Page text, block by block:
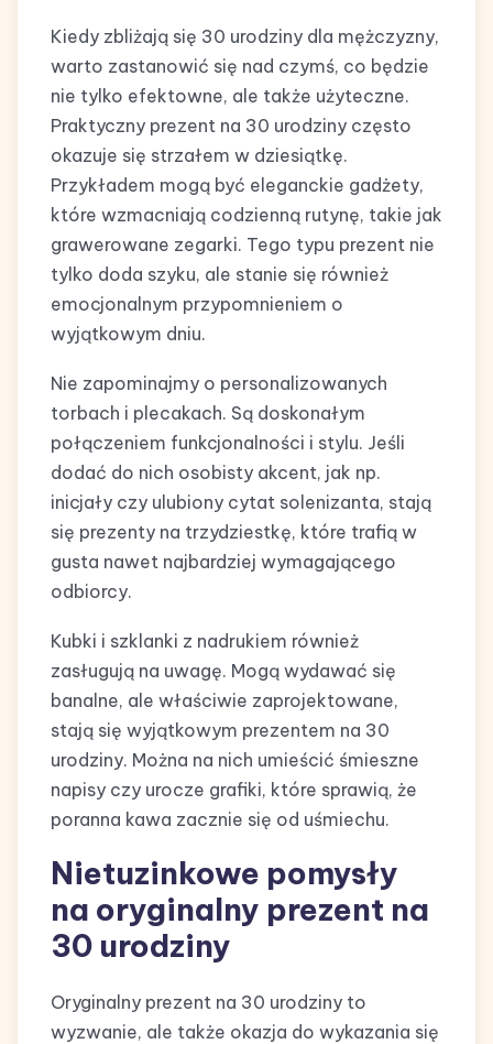
Kiedy zbliżają się 30 urodziny dla mężczyzny,
warto zastanowić się nad czymś, co będzie
nie tylko efektowne, ale także użyteczne.
Praktyczny prezent na 30 urodziny często
okazuje się strzałem w dziesiątkę.
Przykładem mogą być eleganckie gadżety,
które wzmacniają codzienną rutynę, takie jak
grawerowane zegarki. Tego typu prezent nie
tylko doda szyku, ale stanie się również
emocjonalnym przypomnieniem o
wyjątkowym dniu.
Nie zapominajmy o personalizowanych
torbach i plecakach. Są doskonałym
połączeniem funkcjonalności i stylu. Jeśli
dodać do nich osobisty akcent, jak np.
inicjały czy ulubiony cytat solenizanta, stają
się prezenty na trzydziestkę, które trafią w
gusta nawet najbardziej wymagającego
odbiorcy.
Kubki i szklanki z nadrukiem również
zasługują na uwagę. Mogą wydawać się
banalne, ale właściwie zaprojektowane,
stają się wyjątkowym prezentem na 30
urodziny. Można na nich umieścić śmieszne
napisy czy urocze grafiki, które sprawią, że
poranna kawa zacznie się od uśmiechu.
Nietuzinkowe pomysły
na oryginalny prezent na
30 urodziny
Oryginalny prezent na 30 urodziny to
wyzwanie, ale także okazja do wykazania się